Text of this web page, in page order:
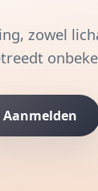
zowel
Aanmelden